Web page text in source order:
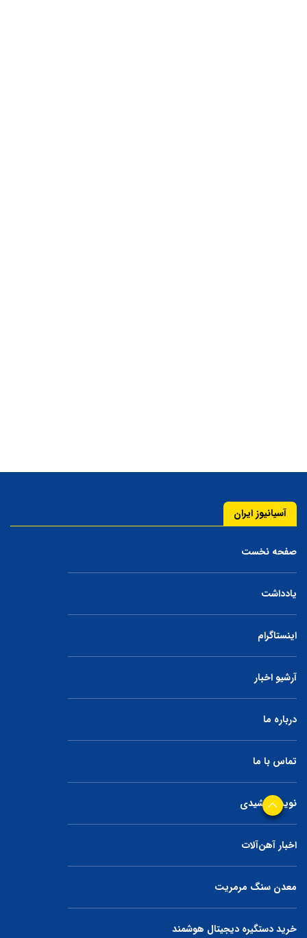
آسیانیوز ایران
صفحه نخست
یادداشت
اینستاگرام
آرشیو اخبار
درباره ما
تماس با ما
نوید جمشیدی
اخبار آهن‌آلات
معدن سنگ مرمریت
خرید دستگیره دیجیتال هوشمند